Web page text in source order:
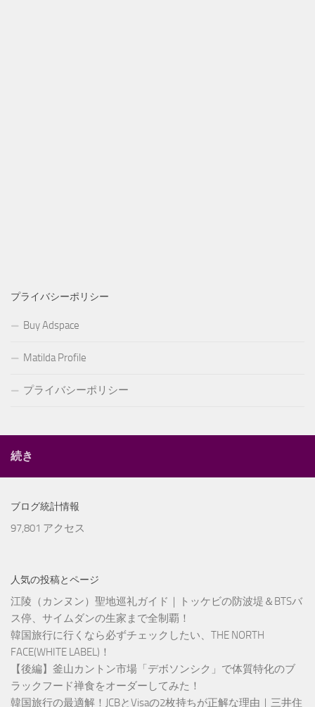
プライバシーポリシー
Buy Adspace
Matilda Profile
プライバシーポリシー
続き
ブログ統計情報
97,801 アクセス
人気の投稿とページ
江陵（カンヌン）聖地巡礼ガイド｜トッケビの防波堤＆BTSバ
ス停、サイムダンの生家まで全制覇！
韓国旅行に行くなら必ずチェックしたい、THE NORTH
FACE(WHITE LABEL)！
【後編】釜山カントン市場「デボソンシク」で体質特化のブ
ラックフード禅食をオーダーしてみた！
韓国旅行の最適解！JCBとVisaの2枚持ちが正解な理由｜三井住